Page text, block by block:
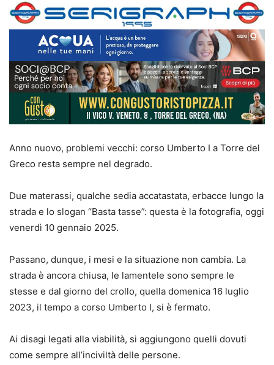
Anno nuovo, problemi vecchi: corso Umberto I a Torre del
Greco resta sempre nel degrado.
Due materassi, qualche sedia accatastata, erbacce lungo la
strada e lo slogan “Basta tasse”: questa è la fotografia, oggi
venerdì 10 gennaio 2025.
Passano, dunque, i mesi e la situazione non cambia. La
strada è ancora chiusa, le lamentele sono sempre le
stesse e dal giorno del crollo, quella domenica 16 luglio
2023, il tempo a corso Umberto I, si è fermato.
Ai disagi legati alla viabilità, si aggiungono quelli dovuti
come sempre all’inciviltà delle persone.